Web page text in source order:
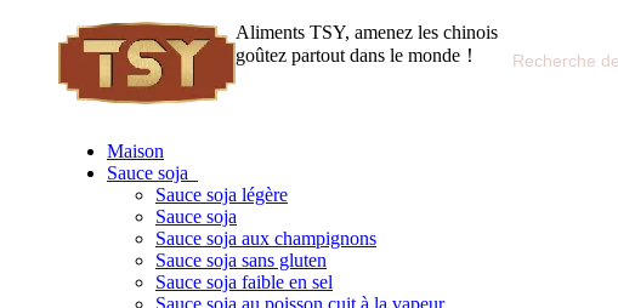
Aliments TSY, amenez les chinois
goûtez partout dans le monde！
Maison
Sauce soja
Sauce soja légère
Sauce soja
Sauce soja aux champignons
Sauce soja sans gluten
Sauce soja faible en sel
Sauce soja au poisson cuit à la vapeur